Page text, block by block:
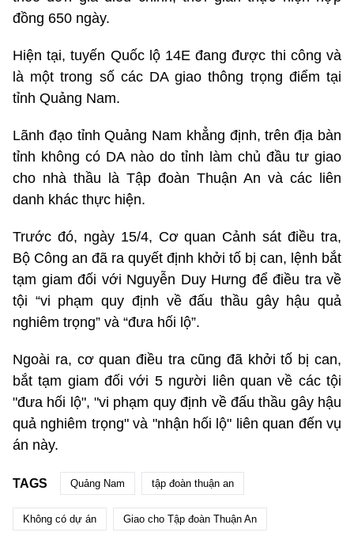
đồng 650 ngày.
Hiện tại, tuyến Quốc lộ 14E đang được thi công và
là một trong số các DA giao thông trọng điểm tại
tỉnh Quảng Nam.
Lãnh đạo tỉnh Quảng Nam khẳng định, trên địa bàn
tỉnh không có DA nào do tỉnh làm chủ đầu tư giao
cho nhà thầu là Tập đoàn Thuận An và các liên
danh khác thực hiện.
Trước đó, ngày 15/4, Cơ quan Cảnh sát điều tra,
Bộ Công an đã ra quyết định khởi tố bị can, lệnh bắt
tạm giam đối với Nguyễn Duy Hưng để điều tra về
tội “vi phạm quy định về đấu thầu gây hậu quả
nghiêm trọng” và “đưa hối lộ”.
Ngoài ra, cơ quan điều tra cũng đã khởi tố bị can,
bắt tạm giam đối với 5 người liên quan về các tội
"đưa hối lộ", "vi phạm quy định về đấu thầu gây hậu
quả nghiêm trọng" và "nhận hối lộ" liên quan đến vụ
án này.
TAGS Quảng Nam tập đoàn thuận an
Không có dự án Giao cho Tập đoàn Thuận An